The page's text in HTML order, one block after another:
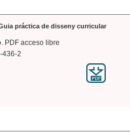
práctica de disseny curricular
PDF acceso libre
436-2